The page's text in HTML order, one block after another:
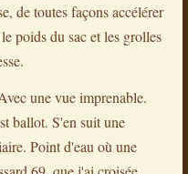
de toutes façons accélérer
poids du sac et les grolles
une vue imprenable.
ballot. S'en suit une
Point d'eau où une